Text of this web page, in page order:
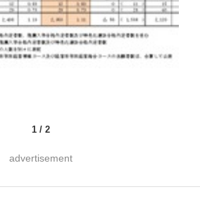
1 / 2
advertisement